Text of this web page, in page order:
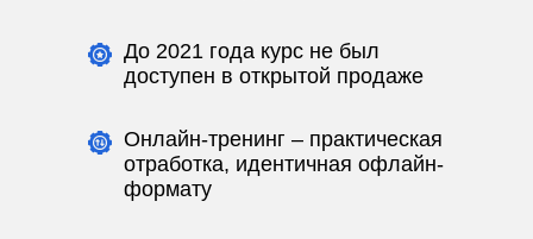
Онлайн-тренинг – практическая
отработка, идентичная офлайн-
формату
До 2021 года курс не был
доступен в открытой продаже